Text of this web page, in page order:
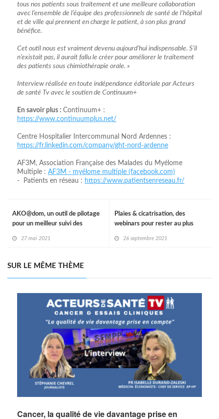
tous nos patients sous traitement et une meilleure collaboration
avec l’ensemble de l’équipe des professionnels de santé de l’hôpital
et de ville qui prennent en charge le patient, à son plus grand
bénéfice.
Cet outil nous est vraiment devenu aujourd’hui indispensable. S’il
n’existait pas, il aurait fallu le créer pour améliorer le traitement
des patients sous chimiothérapie orale. »
Interview réalisée en toute indépendance éditoriale par Acteurs
de santé Tv avec le soutien de Continuum+
En savoir plus : Continuum+ :
https://www.continuumplus.net/
Centre Hospitalier Intercommunal Nord Ardennes :
https://fr.linkedin.com/company/ght-nord-ardenne
AF3M, Association Française des Malades du Myélome
Multiple : AF3M - myélome multiple (facebook.com)
- Patients en réseau : https://www.patientsenreseau.fr/
Plaies & cicatrisation, des
webinars pour rester au plus
26 septembre 2021
AKO@dom, un outil de pilotage
pour un meilleur suivi des
27 mai 2021
SUR LE MÊME THÈME
Cancer, la qualité de vie davantage prise en